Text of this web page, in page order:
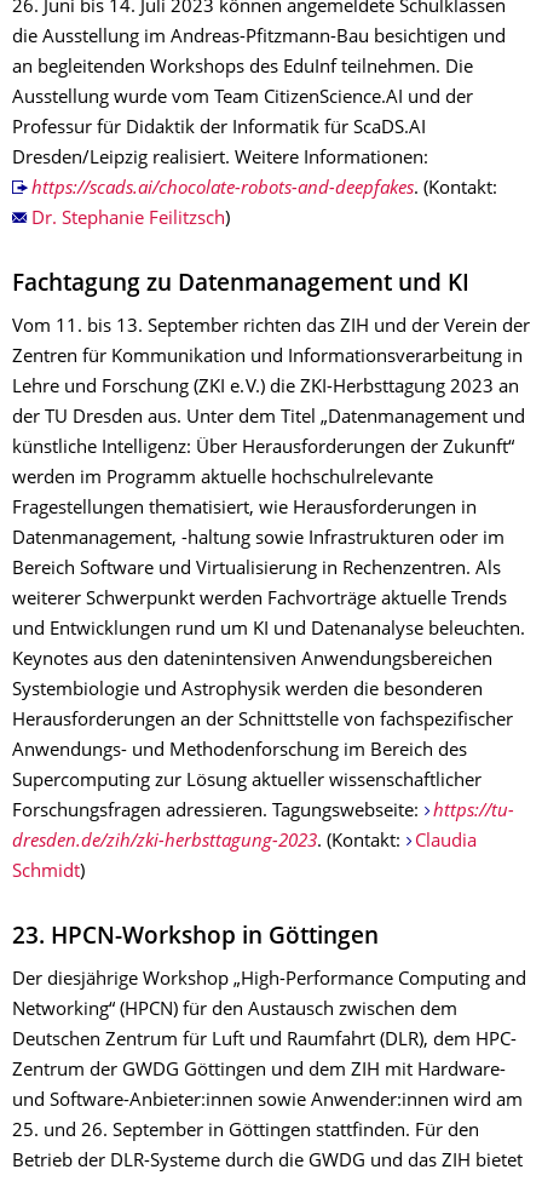
26. Juni bis 14. Juli 2023 können angemeldete Schulklassen
die Ausstellung im Andreas-Pfitzmann-Bau besichtigen und
an begleitenden Workshops des EduInf teilnehmen. Die
Ausstellung wurde vom Team Citizen­Science.AI und der
Professur für Didaktik der Informatik für ScaDS.AI
Dresden/Leipzig realisiert. Weitere Informationen:
https://scads.ai/chocolate-robots-and-deepfakes. (Kontakt:
Dr. Stephanie ­Feilitzsch)
Fachtagung zu Datenmanagement und KI
Vom 11. bis 13. September richten das ZIH und der Verein der
Zentren für Kommunikation und Informationsverarbeitung in
Lehre und Forschung (ZKI e. V.) die ZKI-Herbsttagung 2023 an
der TU Dresden aus. Unter dem Titel „Datenmanagement und
künstliche Intelligenz: Über Herausforderungen der Zukunft“
werden im Programm aktuelle hochschulrelevante
Fragestellungen thematisiert, wie Herausforderungen in
Datenmanagement, -haltung sowie Infrastrukturen oder im
Bereich Software und Virtualisierung in Rechenzentren. Als
weiterer Schwerpunkt werden Fachvorträge aktuelle Trends
und Entwicklungen rund um KI und Datenanalyse beleuchten.
Keynotes aus den datenintensiven Anwendungsbereichen
Systembiologie und Astrophysik werden die besonderen
Herausforderungen an der Schnittstelle von fachspezifischer
Anwendungs- und Methodenforschung im Bereich des
Supercomputing zur Lösung aktueller wissenschaftlicher
Forschungsfragen adressieren. Tagungswebseite:
https://tu-
dresden.de/zih/zki-herbsttagung-2023. (Kontakt:
Claudia
Schmidt)
23. HPCN-Workshop in Göttingen
Der diesjährige Workshop „High-Performance Computing and
Networking“ (HPCN) für den Austausch zwischen dem
Deutschen Zentrum für Luft und Raumfahrt (DLR), dem HPC-
Zentrum der GWDG Göttingen und dem ZIH mit Hardware-
und Software-Anbieter:innen sowie Anwender:innen wird am
25. und 26. September in Göttingen stattfinden. Für den
Betrieb der DLR-Systeme durch die GWDG und das ZIH bietet